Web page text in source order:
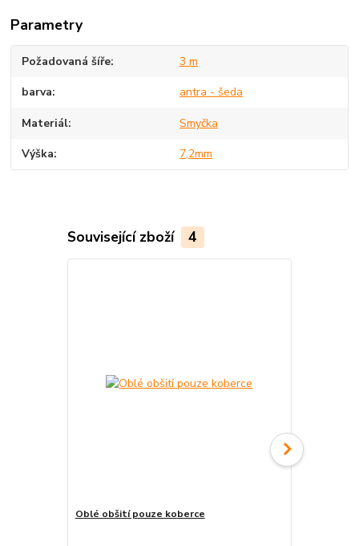
Parametry
Požadovaná šíře 3 m
barva antra - šeda
Materiál Smyčka
Výška 7,2mm
Související zboží 4
Oblé obšití pouze koberce